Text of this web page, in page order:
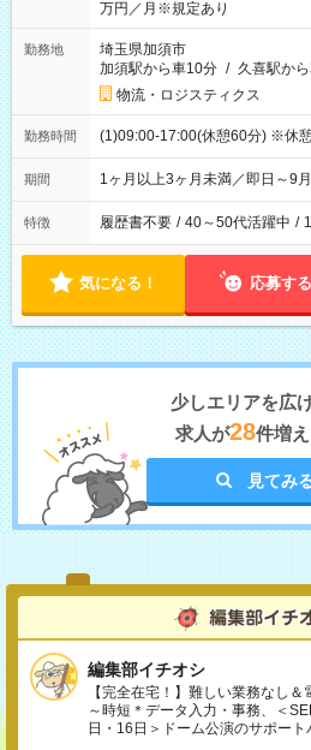
万円／月※規定あり
勤務地
埼玉県加須市
加須駅から車10分 / 久喜駅か
物流・ロジスティクス
勤務時間 (1)09:00-17:00(休憩60分) ※休
期間 1ヶ月以上3ヶ月未満／即日～9
特徴 履歴書不要 / 40～50代活躍中 /
気になる！ 応募する
少しエリアを広
求人が28件増え
見てみ
編集部イチオシ
【完全在宅！】難しい業務なし
～時短＊データ入力・事務、＜
日・16日＞ドーム公演のサポート